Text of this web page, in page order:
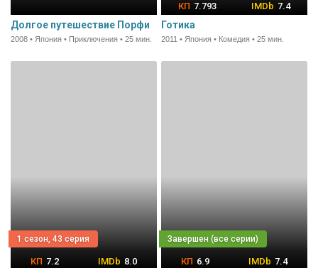
Долгое путешествие Порфи
2008 • Япония • Приключения • 25 мин.
7.793 7.4
Готика
2011 • Япония • Комедия • 25 мин.
1 сезон, 43 серия
7.2 8.0 6.9 7.4